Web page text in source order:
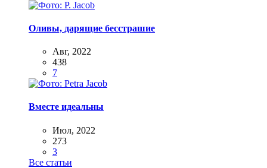
Оливы, дарящие бесстрашие
Авг, 2022
438
7
Вместе идеальны
Июл, 2022
273
3
Все статьи